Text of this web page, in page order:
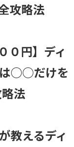
攻略法
０円】ディ
は○○だけを
法
教えるディ